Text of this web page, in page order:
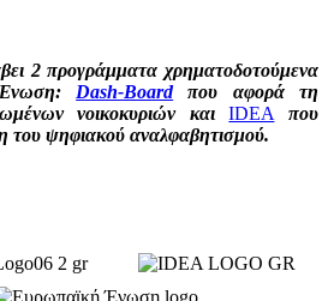
2 προγράμματα χρηματοδοτούμενα
Dash-Boardπου αφορά τη
νοικοκυριών καιIDEA
που
του ψηφιακού αναλφαβητισμού.